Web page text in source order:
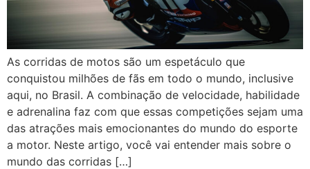
As corridas de motos são um espetáculo que
conquistou milhões de fãs em todo o mundo, inclusive
aqui, no Brasil. A combinação de velocidade, habilidade
e adrenalina faz com que essas competições sejam uma
das atrações mais emocionantes do mundo do esporte
a motor. Neste artigo, você vai entender mais sobre o
mundo das corridas […]